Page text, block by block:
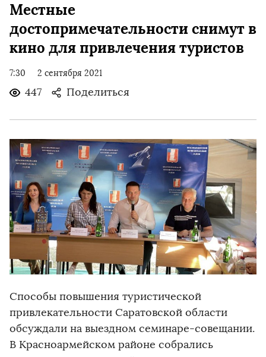
Местные
достопримечательности снимут в
кино для привлечения туристов
7:30 2 сентября 2021
447 Поделиться
Способы повышения туристической
привлекательности Саратовской области
обсуждали на выездном семинаре-совещании.
В Красноармейском районе собрались